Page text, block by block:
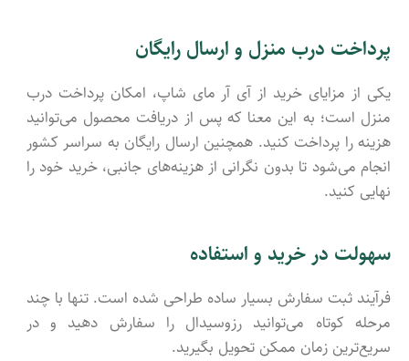
پرداخت درب منزل و ارسال رایگان
یکی از مزایای خرید از آی آر مای شاپ، امکان پرداخت درب
منزل است؛ به این معنا که پس از دریافت محصول می‌توانید
هزینه را پرداخت کنید. همچنین ارسال رایگان به سراسر کشور
انجام می‌شود تا بدون نگرانی از هزینه‌های جانبی، خرید خود را
نهایی کنید.
سهولت در خرید و استفاده
فرآیند ثبت سفارش بسیار ساده طراحی شده است. تنها با چند
مرحله کوتاه می‌توانید رزوسیدال را سفارش دهید و در
سریع‌ترین زمان ممکن تحویل بگیرید.